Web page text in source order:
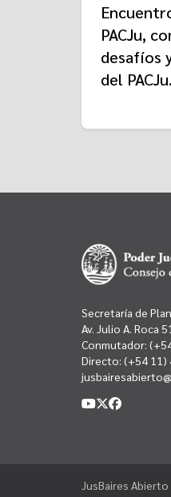
PACJu,
desafíos
del PACJu.
Secretaría de
Av. Julio A. Roca
Conmutador:
Directo: (+54 11)
JusBaires